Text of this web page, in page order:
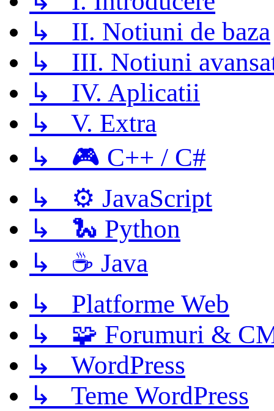
↳ II. Notiuni de baza
↳ III. Notiuni
↳ IV. Aplicatii
↳ V. Extra
↳ 🎮 C++ / C#
↳ ⚙️ JavaScript
↳ 🐍 Python
↳ ☕ Java
↳ Platforme Web
↳ 🧩 Forumuri &
↳ WordPress
↳ Teme WordPress